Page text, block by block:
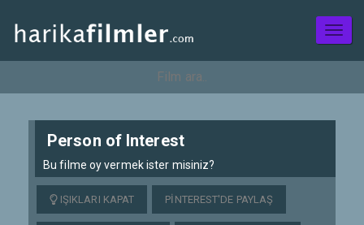
Person of Interest
Bu filme oy vermek ister misiniz?
IŞIKLARI KAPAT PINTEREST'DE PAYLAŞ